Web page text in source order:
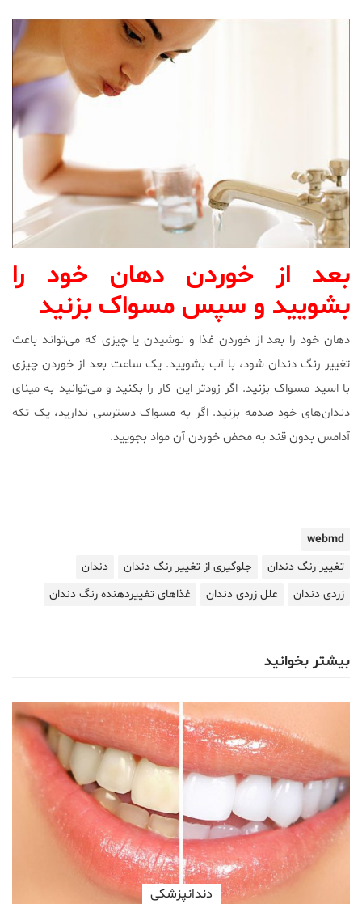
بعد از خوردن دهان خود را
بشویید و سپس مسواک بزنید
دهان خود را بعد از خوردن غذا و نوشیدن یا چیزی که می‌تواند باعث
تغییر رنگ دندان شود، با آب بشویید. یک ساعت بعد از خوردن چیزی
با اسید مسواک بزنید. اگر زودتر این کار را بکنید و می‌توانید به مینای
دندان‌های خود صدمه بزنید. اگر به مسواک دسترسی ندارید، یک تکه
آدامس بدون قند به محض خوردن آن مواد بجویید.
webmd
تغییر رنگ دندان
جلوگیری از تغییر رنگ دندان
دندان
زردی دندان
علل زردی دندان غذاهای تغییردهنده رنگ دندان
بیشتر بخوانید
دندانپزشکی